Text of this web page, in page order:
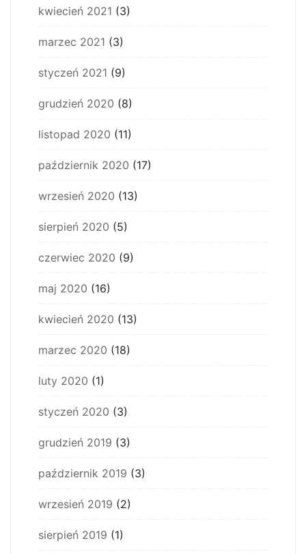
kwiecień 2021 (3)
marzec 2021 (3)
styczeń 2021 (9)
grudzień 2020 (8)
listopad 2020 (11)
październik 2020 (17)
wrzesień 2020 (13)
sierpień 2020 (5)
czerwiec 2020 (9)
maj 2020 (16)
kwiecień 2020 (13)
marzec 2020 (18)
luty 2020 (1)
styczeń 2020 (3)
grudzień 2019 (3)
październik 2019 (3)
wrzesień 2019 (2)
sierpień 2019 (1)